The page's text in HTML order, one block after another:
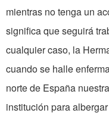
mientras no tenga un
significa que seguirá
cualquier caso, la
cuando se halle
norte de España
institución para